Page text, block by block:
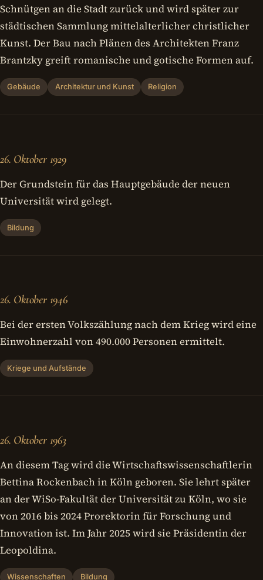
Schnütgen an die Stadt zurück und wird später zur
städtischen Sammlung mittelalterlicher christlicher
Kunst. Der Bau nach Plänen des Architekten Franz
Brantzky greift romanische und gotische Formen auf.
Gebäude Architektur und Kunst Religion
26. Oktober 1929
Der Grundstein für das Hauptgebäude der neuen
Universität wird gelegt.
Bildung
26. Oktober 1946
Bei der ersten Volkszählung nach dem Krieg wird eine
Einwohnerzahl von 490.000 Personen ermittelt.
Kriege und Aufstände
26. Oktober 1963
An diesem Tag wird die Wirtschaftswissenschaftlerin
Bettina Rockenbach in Köln geboren. Sie lehrt später
an der WiSo-Fakultät der Universität zu Köln, wo sie
von 2016 bis 2024 Prorektorin für Forschung und
Innovation ist. Im Jahr 2025 wird sie Präsidentin der
Leopoldina.
Wissenschaften Bildung